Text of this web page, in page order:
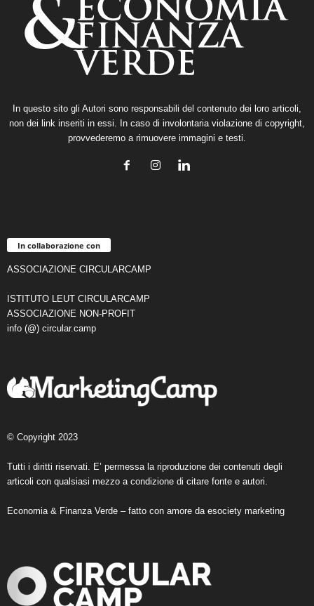
In questo sito gli Autori sono responsabili del contenuto dei loro articoli,
non dei link inseriti in essi. In caso di involontaria violazione di copyright,
provvederemo a rimuovere immagini e testi.
In collaborazione con
ASSOCIAZIONE CIRCULARCAMP
ISTITUTO LEUT CIRCULARCAMP
ASSOCIAZIONE NON-PROFIT
info (@) circular.camp
© Copyright 2023
Tutti i diritti riservati. E’ permessa la riproduzione dei contenuti degli
articoli con qualsiasi mezzo a condizione di citare fonte e autori.
Economia & Finanza Verde – fatto con amore da esociety marketing